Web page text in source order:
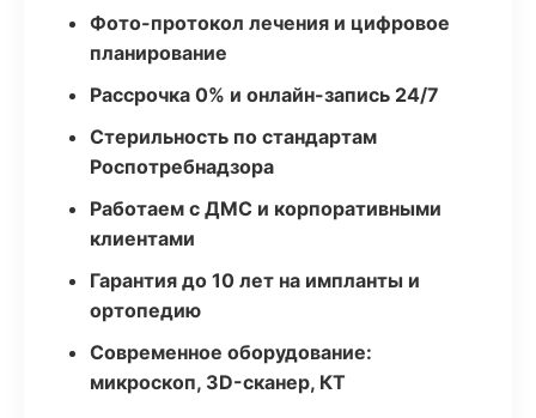
Фото-протокол лечения и цифровое
планирование
Рассрочка 0% и онлайн-запись 24/7
Стерильность по стандартам
Роспотребнадзора
Работаем с ДМС и корпоративными
клиентами
Гарантия до 10 лет на импланты и
ортопедию
Современное оборудование:
микроскоп, 3D-сканер, КТ